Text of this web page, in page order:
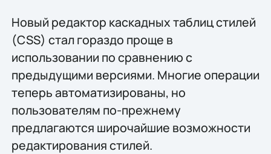
Новый редактор каскадных таблиц стилей
(CSS) стал гораздо проще в
использовании по сравнению с
предыдущими версиями. Многие операции
теперь автоматизированы, но
пользователям по-прежнему
предлагаются широчайшие возможности
редактирования стилей.